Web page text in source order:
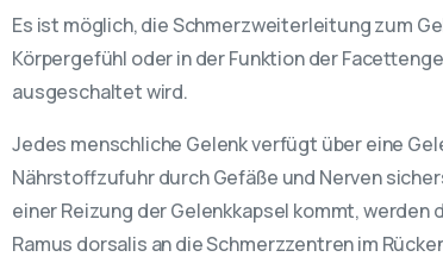
Es ist möglich, die Schmerzweiterleitung zum
Körpergefühl oder in der Funktion der
ausgeschaltet wird.
Jedes menschliche Gelenk verfügt über eine
Nährstoffzufuhr durch Gefäße und Nerven
einer Reizung der Gelenkkapsel kommt, werden
Ramus dorsalis an die Schmerzzentren im